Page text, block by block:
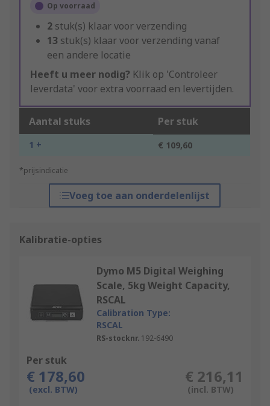
Op voorraad
2 stuk(s) klaar voor verzending
13 stuk(s) klaar voor verzending vanaf
een andere locatie
Heeft u meer nodig? Klik op 'Controleer
leverdata' voor extra voorraad en levertijden.
Aantal stuks Per stuk
1 + € 109,60
*prijsindicatie
Voeg toe aan onderdelenlijst
Kalibratie-opties
Dymo M5 Digital Weighing
Scale, 5kg Weight Capacity,
RSCAL
Calibration Type:
RSCAL
RS-stocknr. 192-6490
Per stuk
€ 178,60
(excl. BTW)
€ 216,11
(incl. BTW)